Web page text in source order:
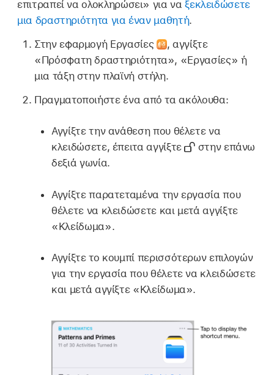
επιτραπεί να ολοκληρώσει» για ναξεκλειδώσετε
μια δραστηριότητα για έναν μαθητή.
Στην εφαρμογή Εργασίες
,αγγίξτε
«Πρόσφατη δραστηριότητα», «Εργασίες» ή
μια τάξη στην πλαϊνή στήλη.
Πραγματοποιήστε ένα από τα ακόλουθα:
Αγγίξτε την ανάθεση που θέλετε να
κλειδώσετε, έπειτα αγγίξτε
στην επάνω
δεξιά γωνία.
Αγγίξτε παρατεταμένα την εργασία που
θέλετε να κλειδώσετε και μετά αγγίξτε
«Κλείδωμα».
Αγγίξτε το κουμπί περισσότερων επιλογών
για την εργασία που θέλετε να κλειδώσετε
και μετά αγγίξτε «Κλείδωμα».